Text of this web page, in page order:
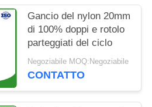
Gancio del nylon 20mm
di 100% doppi e rotolo
parteggiati del ciclo
Negoziabile MOQ:Negoziabile
CONTATTO